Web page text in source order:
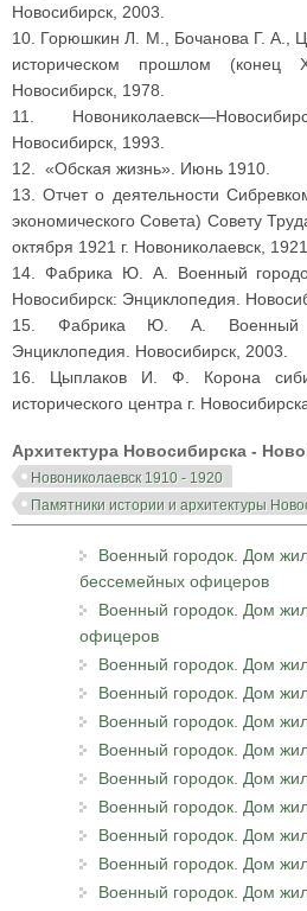
Новосибирск, 2003.
10. Горюшкин Л. М., Бочанова Г. А.,
историческом прошлом
Новосибирск, 1978.
11.
Новосибирск, 1993.
12. «Обская жизнь». Июнь 1910.
13. Отчет о деятельности
экономического Совета) Совету
октября 1921 г. Новониколаевск, 1921.
14. Фабрика Ю. А. Военный
Новосибирск: Энциклопедия.
15. Фабрика Ю. А. Военный
Энциклопедия. Новосибирск, 2003.
16. Цыплаков И. Ф. Корона
исторического центра г.
Архитектура Новосибирска -
Новониколаевск 1910 - 1920
Памятники истории и архитектуры
Военный городок. Дом
бессемейных офицеров
Военный городок. Дом
офицеров
Военный городок. Дом
Военный городок. Дом
Военный городок. Дом
Военный городок. Дом
Военный городок. Дом
Военный городок. Дом
Военный городок. Дом
Военный городок. Дом
Военный городок. Дом